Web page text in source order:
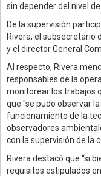
sin depender del nivel de
De la supervisión
Rivera; el subsecretario
y el director General
Al respecto, Rivera
responsables de la
monitorear los trabajos
que "se pudo observar
funcionamiento de la
observadores
con la supervisión de la
Rivera destacó que “si
requisitos estipulados